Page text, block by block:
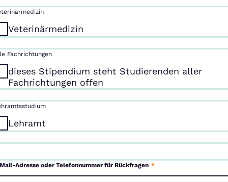
Veterinärmedizin
Fachrichtungen
dieses Stipendium steht Studierenden aller
Fachrichtungen offen
Lehramt
Adresse oder Telefonnummer für Rückfragen *